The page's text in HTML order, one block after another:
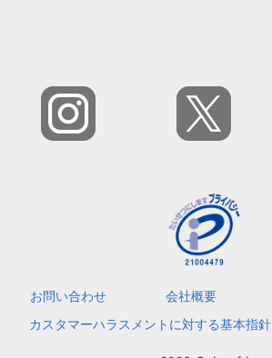
お問い合わせ 会社概要
カスタマーハラスメントに対する基本指針